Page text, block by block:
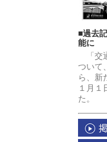
■過去
能に
「交
ついて
ら、新
１月１
た